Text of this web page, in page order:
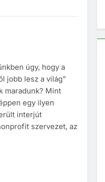
úgy, hogy a
jobb lesz a világ”
maradunk? Mint
egy ilyen
interjút
szervezet, az